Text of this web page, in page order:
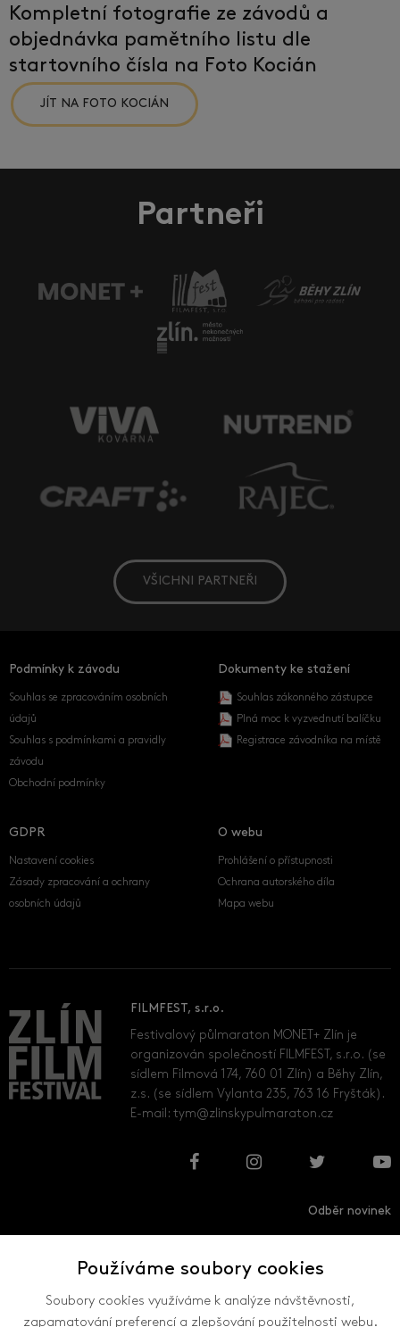
Kompletní fotografie ze závodů a
objednávka pamětního listu dle
startovního čísla na Foto Kocián
JÍT NA FOTO KOCIÁN
Partneři
VŠICHNI PARTNEŘI
Podmínky k závodu
Souhlas se zpracováním osobních
údajů
Souhlas s podmínkami a pravidly
závodu
Obchodní podmínky
Dokumenty ke stažení
Souhlas zákonného zástupce
Plná moc k vyzvednutí balíčku
Registrace závodníka na místě
GDPR
Nastavení cookies
Zásady zpracování a ochrany
osobních údajů
O webu
Prohlášení o přístupnosti
Ochrana autorského díla
Mapa webu
FILMFEST, s.r.o.
Festivalový půlmaraton MONET+ Zlín je
organizován společností FILMFEST, s.r.o. (se
sídlem Filmová 174, 760 01 Zlín) a Běhy Zlín,
z.s. (se sídlem Vylanta 235, 763 16 Fryšták).
E-mail:tym@zlinskypulmaraton.cz
Odběr novinek
Používáme soubory cookies
Soubory cookies využíváme k analýze návštěvnosti,
zapamatování preferencí a zlepšování použitelnosti webu.